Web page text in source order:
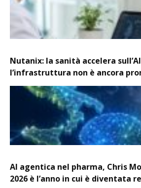
Nutanix: la sanità accelera
l’infrastruttura non è ancora
AI agentica nel pharma, Chris
2026 è l’anno in cui è diventata